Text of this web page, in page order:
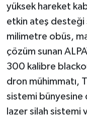
yüksek hareket
etkin ateş desteği
milimetre obüs,
çözüm sunan
300 kalibre
dron mühimmatı,
sistemi bünyesine
lazer silah sistemi